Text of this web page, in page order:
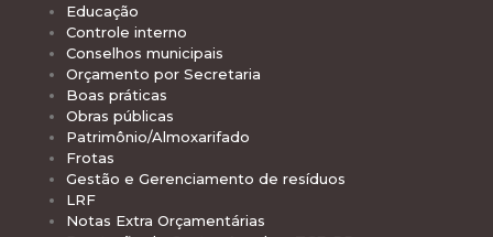
Educação
Controle interno
Conselhos municipais
Orçamento por Secretaria
Boas práticas
Obras públicas
Patrimônio/Almoxarifado
Frotas
Gestão e Gerenciamento de resíduos
LRF
Notas Extra Orçamentárias